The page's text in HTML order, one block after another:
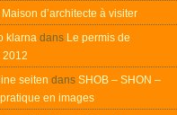
Maison d’architecte à visiter
klarna dans Le permis de
2012
seiten dans SHOB – SHON –
en images